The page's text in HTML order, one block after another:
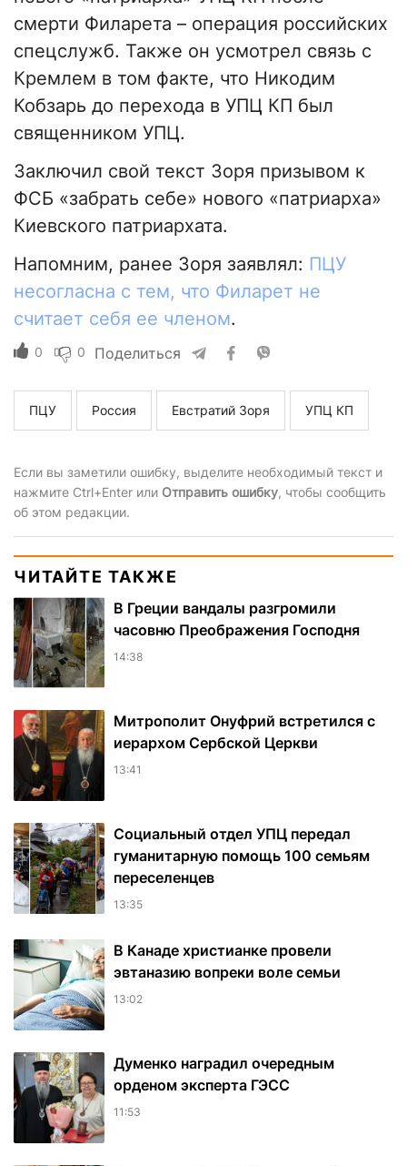
смерти Филарета – операция российских
спецслужб. Также он усмотрел связь с
Кремлем в том факте, что Никодим
Кобзарь до перехода в УПЦ КП был
священником УПЦ.
Заключил свой текст Зоря призывом к
ФСБ «забрать себе» нового «патриарха»
Киевского патриархата.
Напомним, ранее Зоря заявлял: ПЦУ
несогласна с тем, что Филарет не
считает себя ее членом.
0 0 Поделиться
ПЦУ Россия Евстратий Зоря УПЦ КП
Если вы заметили ошибку, выделите необходимый текст и
нажмите Ctrl+Enter или Отправить ошибку, чтобы сообщить
об этом редакции.
ЧИТАЙТЕ ТАКЖЕ
В Греции вандалы разгромили
часовню Преображения Господня
14:38
Митрополит Онуфрий встретился с
иерархом Сербской Церкви
13:41
Социальный отдел УПЦ передал
гуманитарную помощь 100 семьям
переселенцев
13:35
В Канаде христианке провели
эвтаназию вопреки воле семьи
13:02
Думенко наградил очередным
орденом эксперта ГЭСС
11:53